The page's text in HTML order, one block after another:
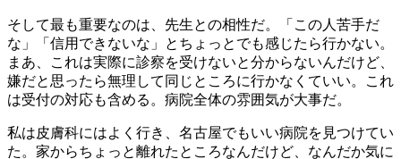
そして最も重要なのは、先生との相性だ。「この人苦手だ
な」「信用できないな」とちょっとでも感じたら行かない。
まあ、これは実際に診察を受けないと分からないんだけど、
嫌だと思ったら無理して同じところに行かなくていい。これ
は受付の対応も含める。病院全体の雰囲気が大事だ。
私は皮膚科にはよく行き、名古屋でもいい病院を見つけてい
た。家からちょっと離れたところなんだけど、なんだか気に